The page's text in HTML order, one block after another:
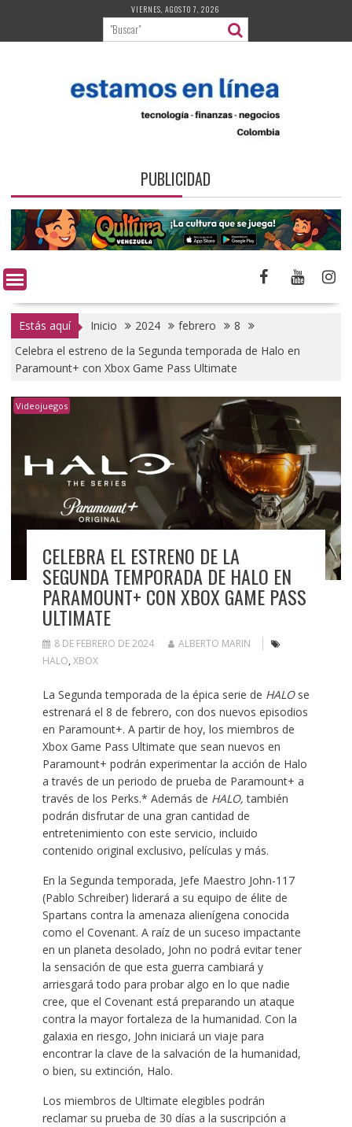
contenido
VIERNES, AGOSTO 7, 2026
PUBLICIDAD
Estás aquí Inicio 2024 febrero
8
Celebra el estreno de la Segunda temporada de Halo en
Paramount+ con Xbox Game Pass Ultimate
Videojuegos
CELEBRA EL ESTRENO DE LA
SEGUNDA TEMPORADA DE HALO EN
PARAMOUNT+ CON XBOX GAME PASS
ULTIMATE
8 DE FEBRERO DE 2024
ALBERTO MARIN
HALO, XBOX
La Segunda temporada de la épica serie de HALOse
estrenará el 8 de febrero, con dos nuevos episodios
en Paramount+. A partir de hoy, los miembros de
Xbox Game Pass Ultimate que sean nuevos en
Paramount+ podrán experimentar la acción de Halo
a través de un periodo de prueba de Paramount+ a
través de los Perks.* Además de HALO,también
podrán disfrutar de una gran cantidad de
entretenimiento con este servicio, incluido
contenido original exclusivo, películas y más.
En la Segunda temporada, Jefe Maestro John-117
(Pablo Schreiber) liderará a su equipo de élite de
Spartans contra la amenaza alienígena conocida
como el Covenant. A raíz de un suceso impactante
en un planeta desolado, John no podrá evitar tener
la sensación de que esta guerra cambiará y
arriesgará todo para probar algo en lo que nadie
cree, que el Covenant está preparando un ataque
contra la mayor fortaleza de la humanidad. Con la
galaxia en riesgo, John iniciará un viaje para
encontrar la clave de la salvación de la humanidad,
o bien, su extinción, Halo.
Los miembros de Ultimate elegibles podrán
reclamar su prueba de 30 días a la suscripción a